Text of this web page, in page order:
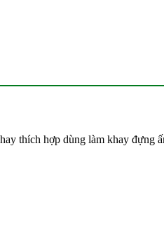
thích hợp dùng làm khay đựng